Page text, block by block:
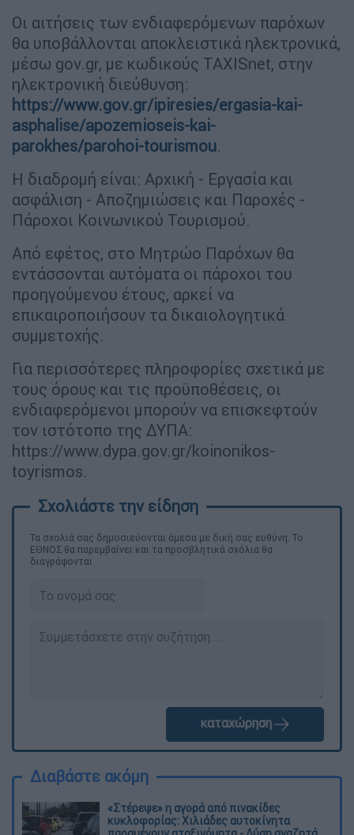
Οι αιτήσεις των ενδιαφερόμενων παρόχων
θα υποβάλλονται αποκλειστικά ηλεκτρονικά,
μέσω gov.gr, με κωδικούς TAXISnet, στην
ηλεκτρονική διεύθυνση:
https://www.gov.gr/ipiresies/ergasia-kai-
asphalise/apozemioseis-kai-
parokhes/parohoi-tourismou.
Η διαδρομή είναι: Αρχική - Εργασία και
ασφάλιση - Αποζημιώσεις και Παροχές -
Πάροχοι Κοινωνικού Τουρισμού.
Από εφέτος, στο Μητρώο Παρόχων θα
εντάσσονται αυτόματα οι πάροχοι του
προηγούμενου έτους, αρκεί να
επικαιροποιήσουν τα δικαιολογητικά
συμμετοχής.
Για περισσότερες πληροφορίες σχετικά με
τους όρους και τις προϋποθέσεις, οι
ενδιαφερόμενοι μπορούν να επισκεφτούν
τον ιστότοπο της ΔΥΠΑ:
https://www.dypa.gov.gr/koinonikos-
toyrismos.
Τα σχολιά σας δημοσιεύονται άμεσα με δική σας ευθύνη. Το
ΕΘΝΟΣ θα παρεμβαίνει και τα προσβλητικά σχόλια θα
διαγράφονται
καταχώρηση
Διαβάστε ακόμη
«Στέρεψε» η αγορά από πινακίδες
κυκλοφορίας: Χιλιάδες αυτοκίνητα